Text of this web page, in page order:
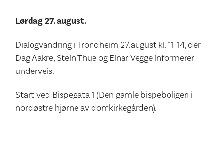
Lørdag 27. august.
Dialogvandring i Trondheim 27.august kl. 11-14, der
Dag Aakre, Stein Thue og Einar Vegge informerer
underveis.
Start ved Bispegata 1 (Den gamle bispeboligen i
nordøstre hjørne av domkirkegården).